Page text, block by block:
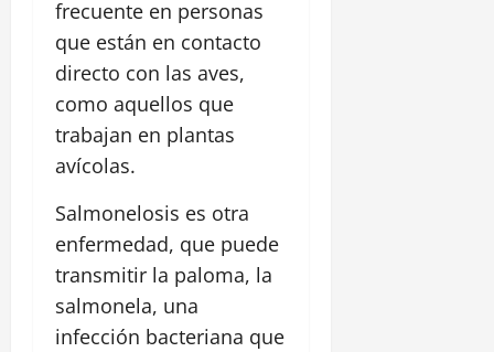
frecuente en personas
que están en contacto
directo con las aves,
como aquellos que
trabajan en plantas
avícolas.
Salmonelosis es otra
enfermedad, que puede
transmitir la paloma, la
salmonela, una
infección bacteriana que